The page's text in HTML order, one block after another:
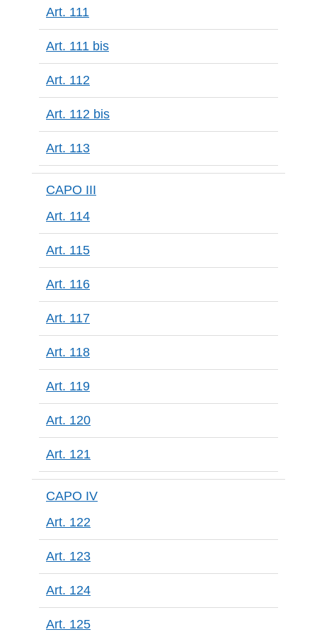
Art. 111
Art. 111 bis
Art. 112
Art. 112 bis
Art. 113
CAPO III
Art. 114
Art. 115
Art. 116
Art. 117
Art. 118
Art. 119
Art. 120
Art. 121
CAPO IV
Art. 122
Art. 123
Art. 124
Art. 125